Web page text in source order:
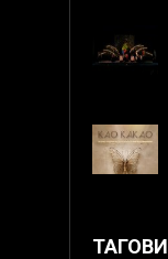
ТАГОВИ